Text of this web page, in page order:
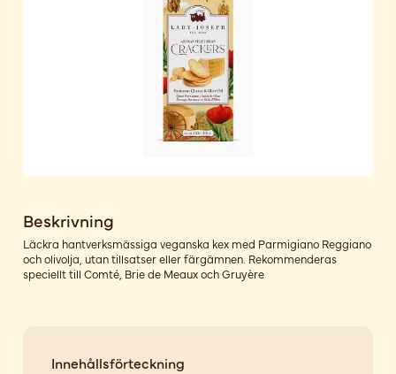
Beskrivning
Läckra hantverksmässiga veganska kex med Parmigiano Reggiano
och olivolja, utan tillsatser eller färgämnen. Rekommenderas
speciellt till Comté, Brie de Meaux och Gruyère
Innehållsförteckning